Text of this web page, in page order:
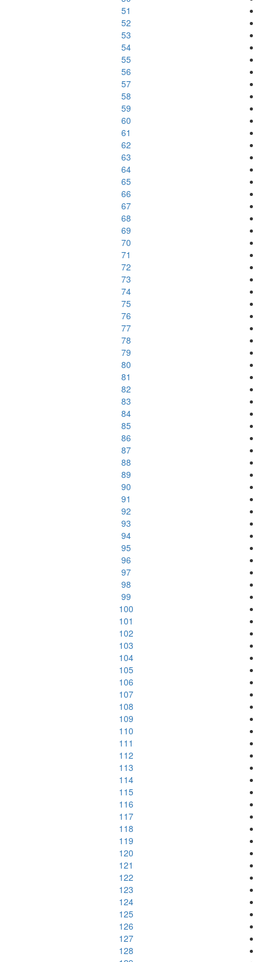
51
52
53
54
55
56
57
58
59
60
61
62
63
64
65
66
67
68
69
70
71
72
73
74
75
76
77
78
79
80
81
82
83
84
85
86
87
88
89
90
91
92
93
94
95
96
97
98
99
100
101
102
103
104
105
106
107
108
109
110
111
112
113
114
115
116
117
118
119
120
121
122
123
124
125
126
127
128